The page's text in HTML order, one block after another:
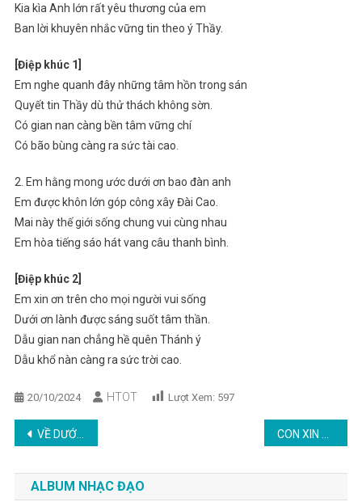
Kia kìa Anh lớn rất yêu thương của em
Ban lời khuyên nhắc vững tin theo ý Thầy.
[Điệp khúc 1]
Em nghe quanh đây những tâm hồn trong sán
Quyết tin Thầy dù thử thách không sờn.
Có gian nan càng bền tâm vững chí
Có bão bùng càng ra sức tài cao.
2. Em hằng mong ước dưới ơn bao đàn anh
Em được khôn lớn góp công xây Đài Cao.
Mai này thế giới sống chung vui cùng nhau
Em hòa tiếng sáo hát vang câu thanh bình.
[Điệp khúc 2]
Em xin ơn trên cho mọi người vui sống
Dưới ơn lành được sáng suốt tâm thần.
Dẫu gian nan chẳng hề quên Thánh ý
Dẫu khổ nàn càng ra sức trời cao.
20/10/2024 HTOT Lượt Xem: 597
Post
navigation
VỀ DƯỚI ƠN LÀNH
ALBUM NHẠC ĐẠO